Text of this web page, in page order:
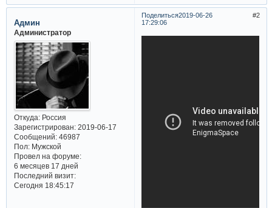
Поделиться 2
2019-06-26
17:29:06
Админ
Администратор
Откуда:Россия
Зарегистрирован: 2019-06-17
Сообщений:46987
Пол:Мужской
Провел на форуме:
6 месяцев 17 дней
Последний визит:
Сегодня 18:45:17